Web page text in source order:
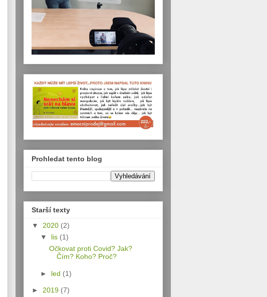
Prohledat tento blog
Starší texty
▼ 2020 (2)
▼ lis (1)
Očkovat proti Covid? Jak?
Čím? Koho? Proč?
► led (1)
► 2019 (7)